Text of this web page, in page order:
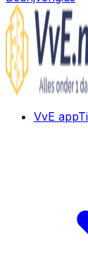
VvE app